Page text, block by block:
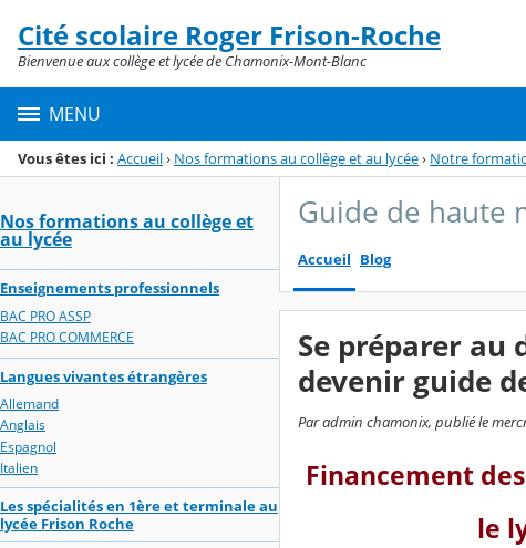
Menu de la rubrique
Contenu
Cité scolaire Roger Frison-Roche
Bienvenue aux collège et lycée de Chamonix-Mont-Blanc
MENU
Vous êtes ici : Accueil› Nos formations au collège et au lycée› Notre
Nos formations au collège et
au lycée
Enseignements professionnels
BAC PRO ASSP
BAC PRO COMMERCE
Langues vivantes étrangères
Allemand
Anglais
Espagnol
Italien
Les spécialités en 1ère et terminale au
lycée Frison Roche
Guide de haute
Accueil Blog
Se préparer au
devenir guide
Par admin chamonix, publié le
Financement
le